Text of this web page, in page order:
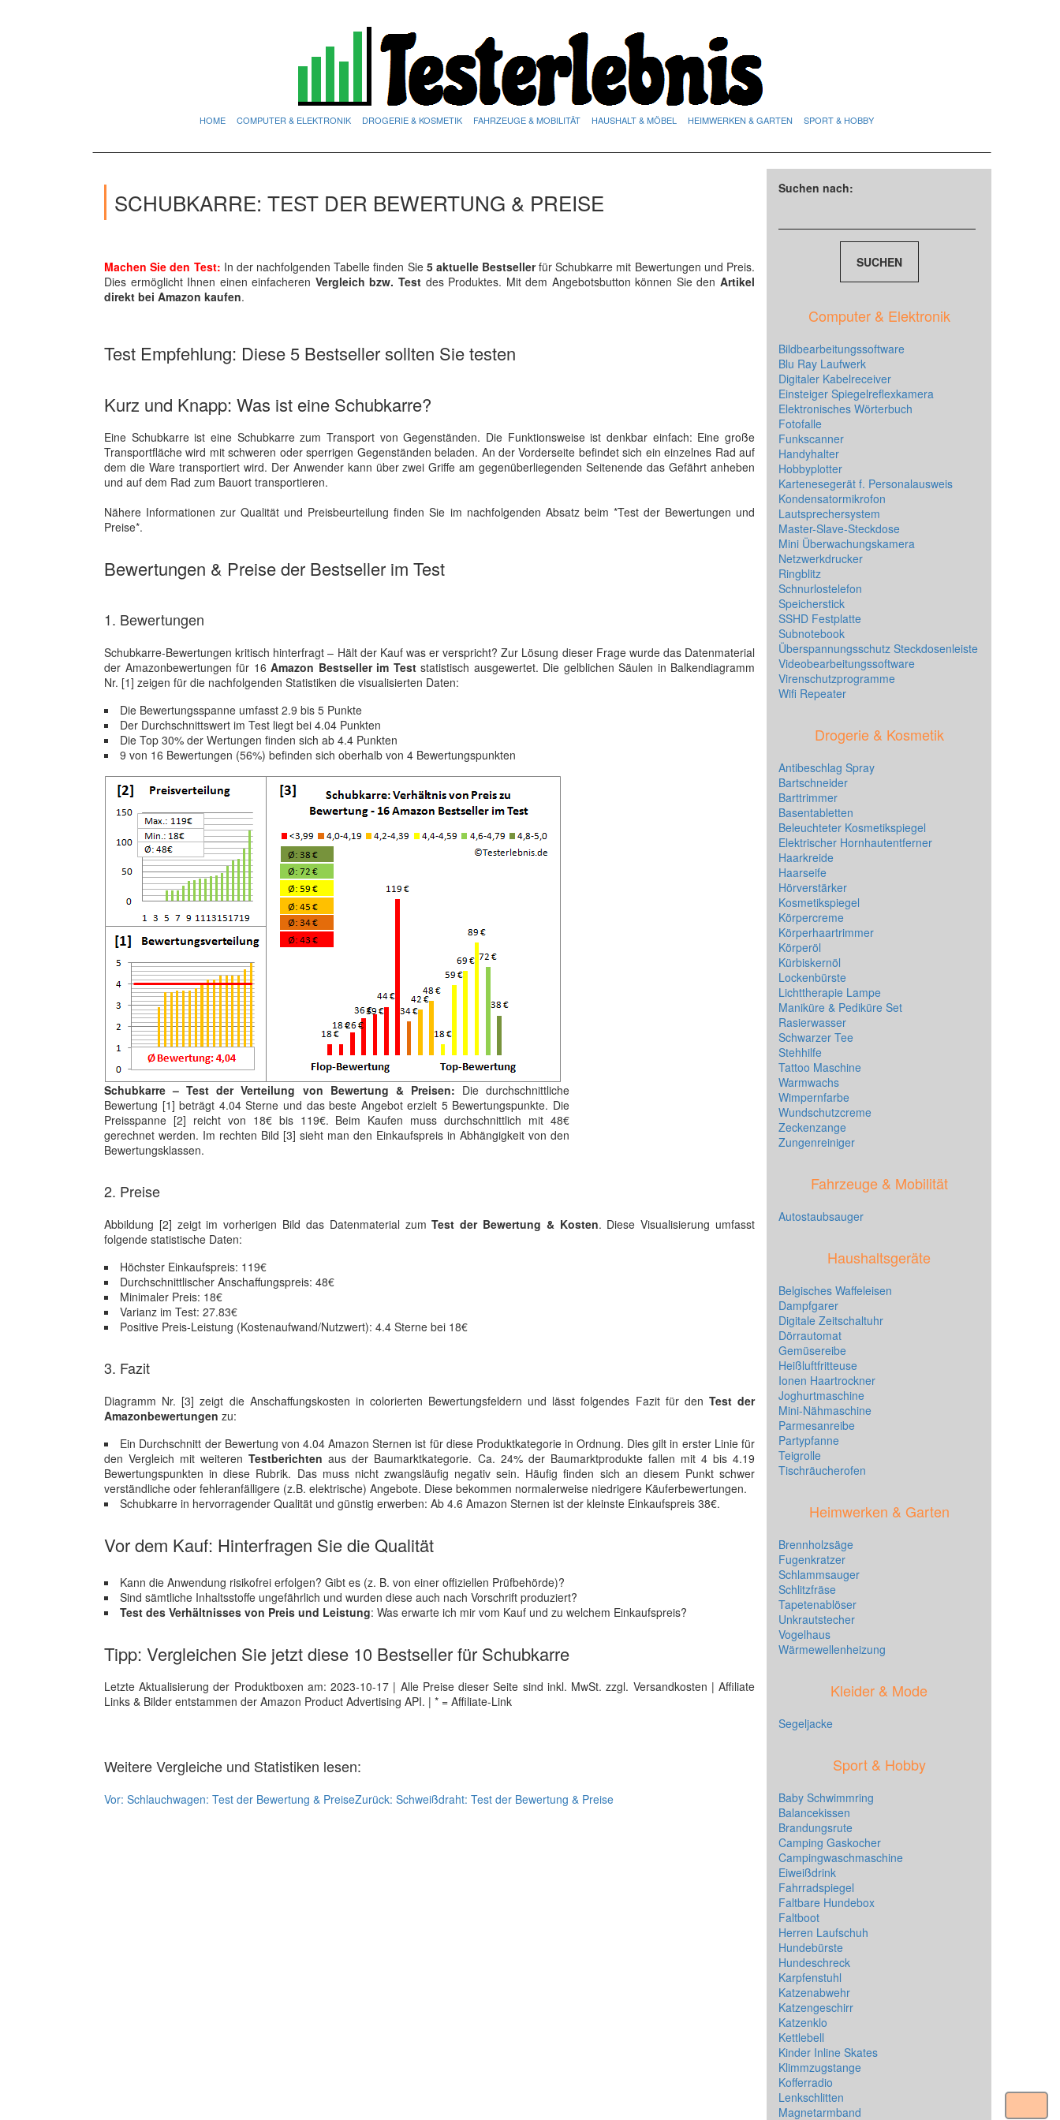
HOME COMPUTER & ELEKTRONIK DROGERIE & KOSMETIK FAHRZEUGE & MOBILITÄT HAUSHALT & MÖBEL HEIMWERKEN & GARTEN SPORT & HOBBY
SCHUBKARRE: TEST DER BEWERTUNG & PREISE
Machen Sie den Test: In der nachfolgenden Tabelle finden Sie5 aktuelle Bestsellerfür Schubkarre mit Bewertungen und Preis.
Dies ermöglicht Ihnen einen einfacheren Vergleich bzw. Testdes Produktes. Mit dem Angebotsbutton können Sie den Artikel
direkt bei Amazon kaufen.
Test Empfehlung: Diese 5 Bestseller sollten Sie testen
Kurz und Knapp: Was ist eine Schubkarre?
Eine Schubkarre ist eine Schubkarre zum Transport von Gegenständen. Die Funktionsweise ist denkbar einfach: Eine große
Transportfläche wird mit schweren oder sperrigen Gegenständen beladen. An der Vorderseite befindet sich ein einzelnes Rad auf
dem die Ware transportiert wird. Der Anwender kann über zwei Griffe am gegenüberliegenden Seitenende das Gefährt anheben
und auf dem Rad zum Bauort transportieren.
Nähere Informationen zur Qualität und Preisbeurteilung finden Sie im nachfolgenden Absatz beim *Test der Bewertungen und
Preise*.
Bewertungen & Preise der Bestseller im Test
1. Bewertungen
Schubkarre-Bewertungen kritisch hinterfragt – Hält der Kauf was er verspricht? Zur Lösung dieser Frage wurde das Datenmaterial
der Amazonbewertungen für 16 Amazon Bestseller im Teststatistisch ausgewertet. Die gelblichen Säulen in Balkendiagramm
Nr. [1] zeigen für die nachfolgenden Statistiken die visualisierten Daten:
Die Bewertungsspanne umfasst 2.9 bis 5 Punkte
Der Durchschnittswert im Test liegt bei 4.04 Punkten
Die Top 30% der Wertungen finden sich ab 4.4 Punkten
9 von 16 Bewertungen (56%) befinden sich oberhalb von 4 Bewertungspunkten
Schubkarre – Test der Verteilung von Bewertung & Preisen: Die durchschnittliche
Bewertung [1] beträgt 4.04 Sterne und das beste Angebot erzielt 5 Bewertungspunkte. Die
Preisspanne [2] reicht von 18€ bis 119€. Beim Kaufen muss durchschnittlich mit 48€
gerechnet werden. Im rechten Bild [3] sieht man den Einkaufspreis in Abhängigkeit von den
Bewertungsklassen.
2. Preise
Abbildung [2] zeigt im vorherigen Bild das Datenmaterial zumTest der Bewertung & Kosten. Diese Visualisierung umfasst
folgende statistische Daten:
Höchster Einkaufspreis: 119€
Durchschnittlischer Anschaffungspreis: 48€
Minimaler Preis: 18€
Varianz im Test: 27.83€
Positive Preis-Leistung (Kostenaufwand/Nutzwert): 4.4 Sterne bei 18€
3. Fazit
Diagramm Nr. [3] zeigt die Anschaffungskosten in colorierten Bewertungsfeldern und lässt folgendes Fazit für den Test der
Amazonbewertungen zu:
Ein Durchschnitt der Bewertung von 4.04 Amazon Sternen ist für diese Produktkategorie in Ordnung. Dies gilt in erster Linie für
den Vergleich mit weiterenTestberichten aus der Baumarktkategorie. Ca. 24% der Baumarktprodukte fallen mit 4 bis 4.19
Bewertungspunkten in diese Rubrik. Das muss nicht zwangsläufig negativ sein. Häufig finden sich an diesem Punkt schwer
verständliche oder fehleranfälligere (z.B. elektrische) Angebote. Diese bekommen normalerweise niedrigere Käuferbewertungen.
Schubkarre in hervorragender Qualität und günstig erwerben: Ab 4.6 Amazon Sternen ist der kleinste Einkaufspreis 38€.
Vor dem Kauf: Hinterfragen Sie die Qualität
Kann die Anwendung risikofrei erfolgen? Gibt es (z. B. von einer offiziellen Prüfbehörde)?
Sind sämtliche Inhaltsstoffe ungefährlich und wurden diese auch nach Vorschrift produziert?
Test des Verhältnisses von Preis und Leistung: Was erwarte ich mir vom Kauf und zu welchem Einkaufspreis?
Tipp: Vergleichen Sie jetzt diese 10 Bestseller für Schubkarre
Letzte Aktualisierung der Produktboxen am: 2023-10-17 | Alle Preise dieser Seite sind inkl. MwSt. zzgl. Versandkosten | Affiliate
Links & Bilder entstammen der Amazon Product Advertising API. | * = Affiliate-Link
Weitere Vergleiche und Statistiken lesen:
Vor: Schlauchwagen: Test der Bewertung & PreiseZurück: Schweißdraht: Test der Bewertung & Preise
Suchen nach:
Computer & Elektronik
Bildbearbeitungssoftware
Blu Ray Laufwerk
Digitaler Kabelreceiver
Einsteiger Spiegelreflexkamera
Elektronisches Wörterbuch
Fotofalle
Funkscanner
Handyhalter
Hobbyplotter
Kartenesegerät f. Personalausweis
Kondensatormikrofon
Lautsprechersystem
Master-Slave-Steckdose
Mini Überwachungskamera
Netzwerkdrucker
Ringblitz
Schnurlostelefon
Speicherstick
SSHD Festplatte
Subnotebook
Überspannungsschutz Steckdosenleiste
Videobearbeitungssoftware
Virenschutzprogramme
Wifi Repeater
Drogerie & Kosmetik
Antibeschlag Spray
Bartschneider
Barttrimmer
Basentabletten
Beleuchteter Kosmetikspiegel
Elektrischer Hornhautentferner
Haarkreide
Haarseife
Hörverstärker
Kosmetikspiegel
Körpercreme
Körperhaartrimmer
Körperöl
Kürbiskernöl
Lockenbürste
Lichttherapie Lampe
Maniküre & Pediküre Set
Rasierwasser
Schwarzer Tee
Stehhilfe
Tattoo Maschine
Warmwachs
Wimpernfarbe
Wundschutzcreme
Zeckenzange
Zungenreiniger
Fahrzeuge & Mobilität
Autostaubsauger
Haushaltsgeräte
Belgisches Waffeleisen
Dampfgarer
Digitale Zeitschaltuhr
Dörrautomat
Gemüsereibe
Heißluftfritteuse
Ionen Haartrockner
Joghurtmaschine
Mini-Nähmaschine
Parmesanreibe
Partypfanne
Teigrolle
Tischräucherofen
Heimwerken & Garten
Brennholzsäge
Fugenkratzer
Schlammsauger
Schlitzfräse
Tapetenablöser
Unkrautstecher
Vogelhaus
Wärmewellenheizung
Kleider & Mode
Segeljacke
Sport & Hobby
Baby Schwimmring
Balancekissen
Brandungsrute
Camping Gaskocher
Campingwaschmaschine
Eiweißdrink
Fahrradspiegel
Faltbare Hundebox
Faltboot
Herren Laufschuh
Hundebürste
Hundeschreck
Karpfenstuhl
Katzenabwehr
Katzengeschirr
Katzenklo
Kettlebell
Kinder Inline Skates
Klimmzugstange
Kofferradio
Lenkschlitten
Magnetarmband